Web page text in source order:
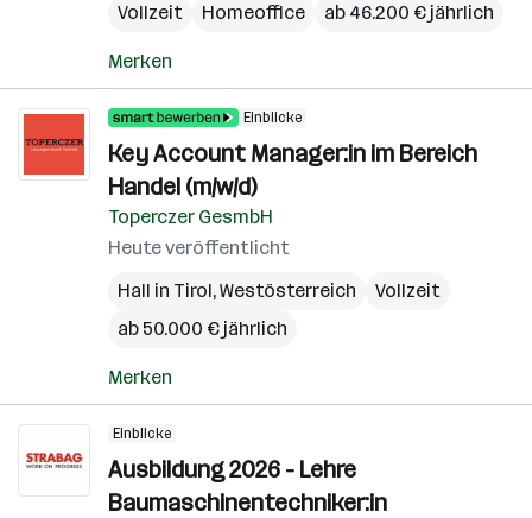
Vollzeit
Homeoffice ab 46.200 € jährlich
Merken
Einblicke
Key Account Manager:in im Bereich
Handel (m/w/d)
Toperczer GesmbH
Heute veröffentlicht
Hall in Tirol,Westösterreich
Vollzeit
ab 50.000 € jährlich
Merken
Einblicke
Ausbildung 2026 - Lehre
Baumaschinentechniker:in